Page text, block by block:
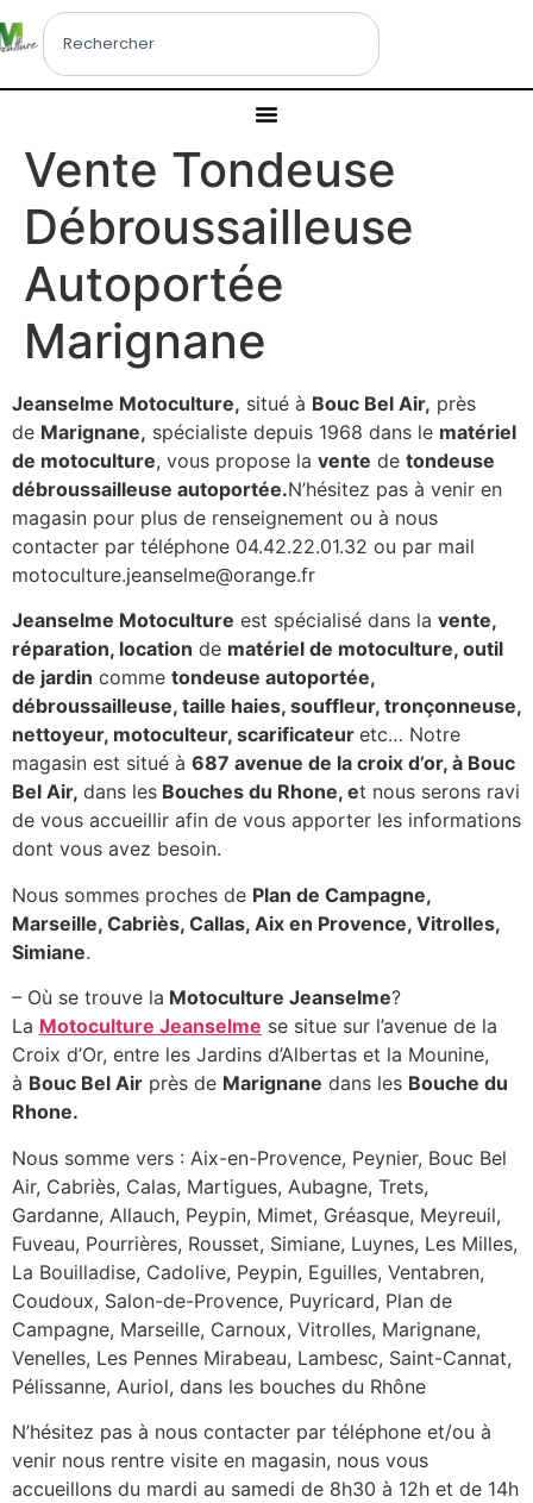
Vente Tondeuse
Débroussailleuse
Autoportée
Marignane
Jeanselme Motoculture, situé à Bouc Bel Air, près
de Marignane, spécialiste depuis 1968 dans le matériel
de motoculture, vous propose la vente de tondeuse
débroussailleuse autoportée.N’hésitez pas à venir en
magasin pour plus de renseignement ou à nous
contacter par téléphone 04.42.22.01.32 ou par mail
motoculture.jeanselme@orange.fr
Jeanselme Motoculture est spécialisé dans la vente,
réparation, location de matériel de motoculture, outil
de jardin comme tondeuse autoportée,
débroussailleuse, taille haies, souffleur, tronçonneuse,
nettoyeur, motoculteur, scarificateur etc… Notre
magasin est situé à 687 avenue de la croix d’or, à Bouc
Bel Air, dans les Bouches du Rhone, et nous serons ravi
de vous accueillir afin de vous apporter les informations
dont vous avez besoin.
Nous sommes proches de Plan de Campagne,
Marseille, Cabriès, Callas, Aix en Provence, Vitrolles,
Simiane.
– Où se trouve la Motoculture Jeanselme?
La Motoculture Jeanselme se situe sur l’avenue de la
Croix d’Or, entre les Jardins d’Albertas et la Mounine,
à Bouc Bel Air près de Marignane dans les Bouche du
Rhone.
Nous somme vers : Aix-en-Provence, Peynier, Bouc Bel
Air, Cabriès, Calas, Martigues, Aubagne, Trets,
Gardanne, Allauch, Peypin, Mimet, Gréasque, Meyreuil,
Fuveau, Pourrières, Rousset, Simiane, Luynes, Les Milles,
La Bouilladise, Cadolive, Peypin, Eguilles, Ventabren,
Coudoux, Salon-de-Provence, Puyricard, Plan de
Campagne, Marseille, Carnoux, Vitrolles, Marignane,
Venelles, Les Pennes Mirabeau, Lambesc, Saint-Cannat,
Pélissanne, Auriol, dans les bouches du Rhône
N’hésitez pas à nous contacter par téléphone et/ou à
venir nous rentre visite en magasin, nous vous
accueillons du mardi au samedi de 8h30 à 12h et de 14h